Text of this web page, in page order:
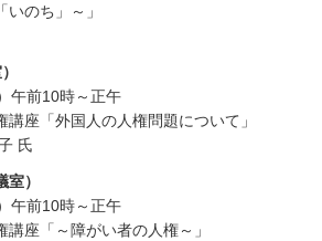
いのち」～」
午前10時～正午
座「外国人の人権問題について」
氏
）
午前10時～正午
座「～障がい者の人権～」